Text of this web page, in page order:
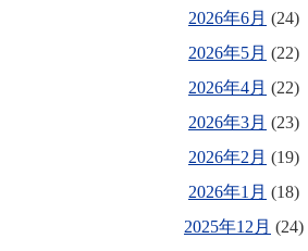
2026年6月 (24)
2026年5月 (22)
2026年4月 (22)
2026年3月 (23)
2026年2月 (19)
2026年1月 (18)
2025年12月 (24)